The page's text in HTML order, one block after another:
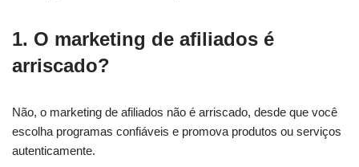
1. O marketing de afiliados é
arriscado?
Não, o marketing de afiliados não é arriscado, desde que você
escolha programas confiáveis e promova produtos ou serviços
autenticamente.